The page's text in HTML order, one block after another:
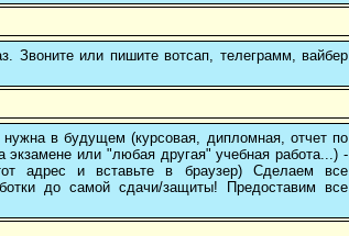
Звоните или пишите вотсап, телеграмм, вайбер
в будущем (курсовая, дипломная, отчет по
или "любая другая" учебная работа...) -
адрес и вставьте в браузер) Сделаем все
до самой сдачи/защиты! Предоставим все